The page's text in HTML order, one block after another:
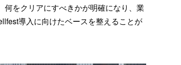
をクリアにすべきかが明確になり、業
導入に向けたベースを整えることが